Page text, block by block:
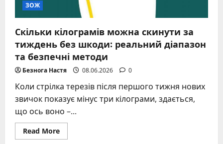
ЗОЖ
Скільки кілограмів можна скинути за
тиждень без шкоди: реальний діапазон
та безпечні методи
Безнога Настя 08.06.2026 0
Коли стрілка терезів після першого тижня нових
звичок показує мінус три кілограми, здається,
що ось воно –...
Read MoreRead
more